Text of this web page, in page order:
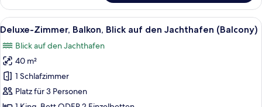
Zimmer,
Balkon,
Stadtblick
Alle
Fotos
für
Deluxe-
Zimmer,
Balkon,
Blick
Ein Hotelzimmer mit einem großen
7
Deluxe-Zimmer, Balkon, Blick auf den Jachthafen (Balcony)
Blick auf den Jachthafen
40 m²
1 Schlafzimmer
Platz für 3 Personen